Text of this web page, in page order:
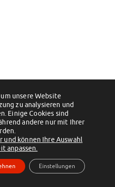
unsere Website
zu analysieren und
Einige Cookies sind
andere nur mit Ihrer
und können Ihre Auswahl
anpassen.
Einstellungen